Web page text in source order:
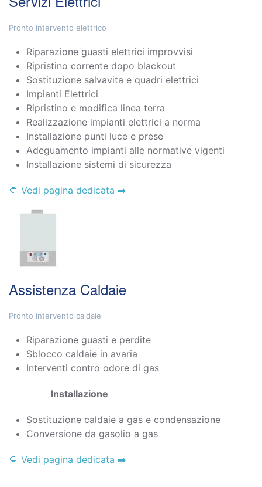
Pronto intervento elettrico
Riparazione guasti elettrici improvvisi
Ripristino corrente dopo blackout
Sostituzione salvavita e quadri elettrici
Impianti Elettrici
Ripristino e modifica linea terra
Realizzazione impianti elettrici a norma
Installazione punti luce e prese
Adeguamento impianti alle normative vigenti
Installazione sistemi di sicurezza
🔷 Vedi pagina dedicata ➡️
Assistenza Caldaie
Pronto intervento caldaie
Riparazione guasti e perdite
Sblocco caldaie in avaria
Interventi contro odore di gas
Installazione
Sostituzione caldaie a gas e condensazione
Conversione da gasolio a gas
🔷 Vedi pagina dedicata ➡️